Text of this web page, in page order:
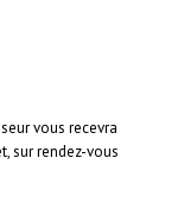
vous recevra
sur rendez-vous